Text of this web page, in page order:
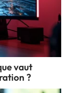
vaut
?